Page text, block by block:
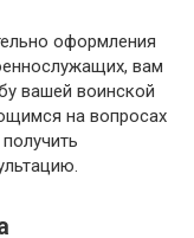
оформления
вам
вашей воинской
на вопросах